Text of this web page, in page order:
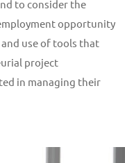
to consider the
opportunity
use of tools that
project
in managing their